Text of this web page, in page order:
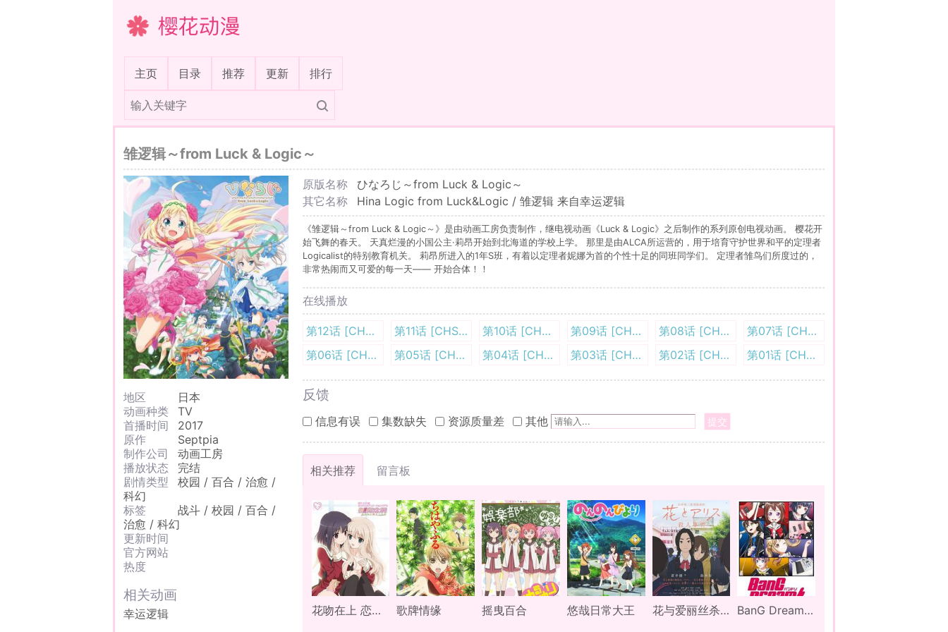
樱花动漫
主页(current)
目录 推荐 更新 排行
雏逻辑～from Luck & Logic～
地区
日本
动画种类
TV
首播时间
2017
原作
Septpia
制作公司
动画工房
播放状态
完结
剧情类型
校园 / 百合 / 治愈 /
科幻
标签
战斗 / 校园 / 百合 /
治愈 / 科幻
更新时间
官方网站
热度
相关动画
幸运逻辑
原版名称
ひなろじ～from Luck & Logic～
其它名称
Hina Logic from Luck&Logic / 雏逻辑 来自幸运逻辑
《雏逻辑～from Luck & Logic～》是由动画工房负责制作，继电视动画《Luck & Logic》之后制作的系列原创电视动画。 樱花开
始飞舞的春天。 天真烂漫的小国公主·莉昂开始到北海道的学校上学。 那里是由ALCA所运营的，用于培育守护世界和平的定理者
Logicalist的特别教育机关。 莉昂所进入的1年S班，有着以定理者妮娜为首的个性十足的同班同学们。 定理者雏鸟们所度过的，
非常热闹而又可爱的每一天—— 开始合体！！
在线播放
第12话 [CHS][QPIC] 第11话 [CHS][QPIC] 第10话 [CHS][QPIC] 第09话 [CHS][QPIC] 第08话 [CHS][QPIC]
第07话 [CHS][QPIC]
第06话 [CHS][QPIC]
第05话 [CHS][QPIC] 第04话 [CHS][QPIC] 第03话 [CHS][QPIC] 第02话 [CHS][QPIC] 第01话 [CHS][QPIC]
反馈
信息有误 集数缺失 资源质量差 其他 提交
相关推荐 留言板
花吻在上 恋人的羁绊 歌牌情缘 摇曳百合 悠哉日常大王 花与爱丽丝杀人事件 BanG Dream! 第三季